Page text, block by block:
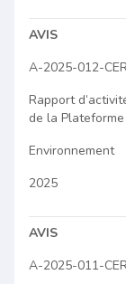
Document PDF
AVIS
A-2025-012-
Rapport
de la
Environnement
2025
Document PDF
AVIS
A-2025-011-